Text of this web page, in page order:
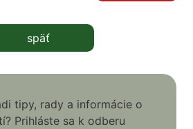
späť
tipy, rady a informácie o
Prihláste sa k odberu